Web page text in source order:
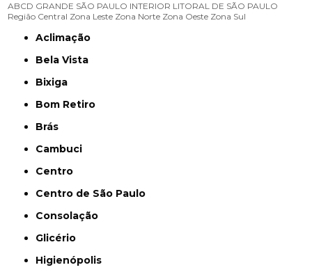
ABCD GRANDE SÃO PAULO INTERIOR LITORAL DE SÃO PAULO
Região Central Zona Leste Zona Norte Zona Oeste Zona Sul
Aclimação
Bela Vista
Bixiga
Bom Retiro
Brás
Cambuci
Centro
Centro de São Paulo
Consolação
Glicério
Higienópolis